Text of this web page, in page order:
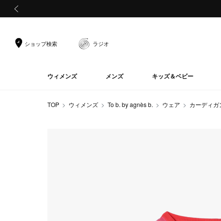
ショップ検索 ラジオ
ウィメンズ メンズ キッズ＆ベビー
TOP ウィメンズ To b. by agnès b. ウェア カーディガ